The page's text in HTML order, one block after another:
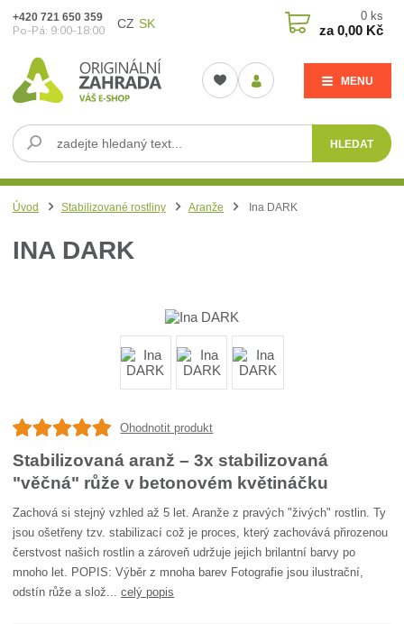
CZ SK
MENU
HLEDAT
+420 721 650 359
Po-Pá: 9:00-18:00
0 ks
za0,00 Kč
Úvod Stabilizované rostliny Aranže Ina DARK
INA DARK
Ohodnotit produkt
Stabilizovaná aranž – 3x stabilizovaná
"věčná" růže v betonovém květináčku
Zachová si stejný vzhled až 5 let. Aranže z pravých "živých" rostlin. Ty
jsou ošetřeny tzv. stabilizací což je proces, který zachovává přirozenou
čerstvost našich rostlin a zároveň udržuje jejich brilantní barvy po
mnoho let. POPIS: Výběr z mnoha barev Fotografie jsou ilustrační,
odstín růže a slož...celý popis